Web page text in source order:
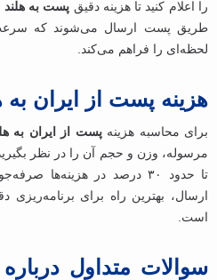
را اعلام کنید تا هزینه دقیق پست به هلند
طریق پست ارسال می‌شوند که سرعت
لحظه‌ای را فراهم می‌کند.
هزینه پست از ایران به
برای محاسبه هزینهپست از ایران به
مرسوله، وزن و حجم آن را در نظر
تا حدود ۳۰ درصد در هزینه‌ها
ارسال، بهترین راه برای
است.
سوالات متداول